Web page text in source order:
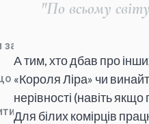
"По всьому
А тим, хто дбав про
«Короля Ліра» чи
нерівності (навіть
Для білих комірців